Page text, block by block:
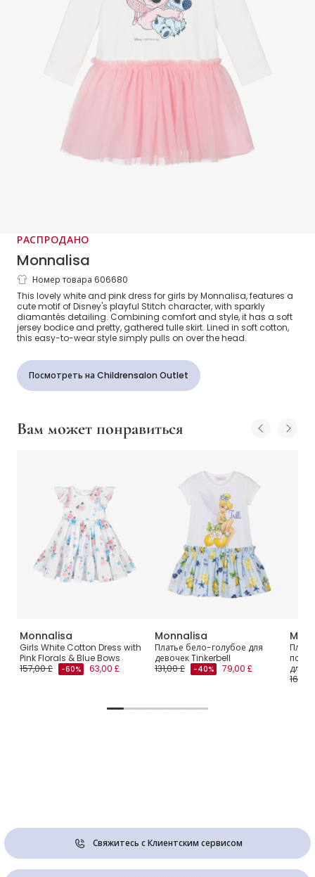
РАСПРОДАНО
Monnalisa
Girls White & Pink Tulle Disney Stitch
Dress
Номер товара 606680
This lovely white and pink dress for girls by Monnalisa, features a
cute motif of Disney's playful Stitch character, with sparkly
diamantés detailing. Combining comfort and style, it has a soft
jersey bodice and pretty, gathered tulle skirt. Lined in soft cotton,
this easy-to-wear style simply pulls on over the head.
Посмотреть на Childrensalon Outlet
Вам может понравиться
Monnalisa
Girls White Cotton Dress with
Pink Florals & Blue Bows
157,00 £
-60% 63,00 £
Monnalisa
Платье бело-голубое для
девочек Tinkerbell
131,00 £
-40% 79,00 £
для
Свяжитесь с Клиентским сервисом